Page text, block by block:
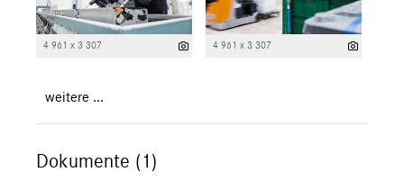
4 961 x 3 307 4 961 x 3 307
weitere ...
Dokumente (1)